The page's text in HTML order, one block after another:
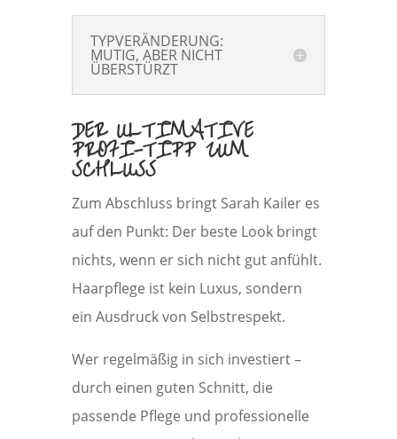
TYPVERÄNDERUNG:
MUTIG, ABER NICHT
ÜBERSTÜRZT
DER ULTIMATIVE
PROFI-TIPP ZUM
SCHLUSS
Zum Abschluss bringt Sarah Kailer es
auf den Punkt: Der beste Look bringt
nichts, wenn er sich nicht gut anfühlt.
Haarpflege ist kein Luxus, sondern
ein Ausdruck von Selbstrespekt.
Wer regelmäßig in sich investiert –
durch einen guten Schnitt, die
passende Pflege und professionelle